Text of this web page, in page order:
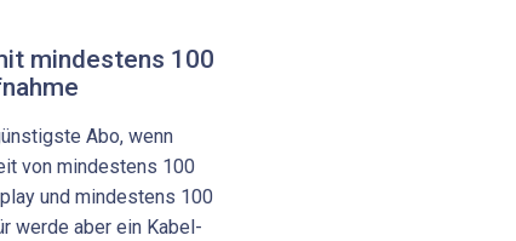
mindestens 100
Abo, wenn
von mindestens 100
und mindestens 100
werde aber ein Kabel-